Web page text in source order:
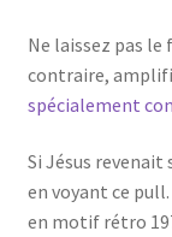
Ne laissez pas
contraire,
spécialement
Si Jésus revenait
en voyant ce
en motif rétro